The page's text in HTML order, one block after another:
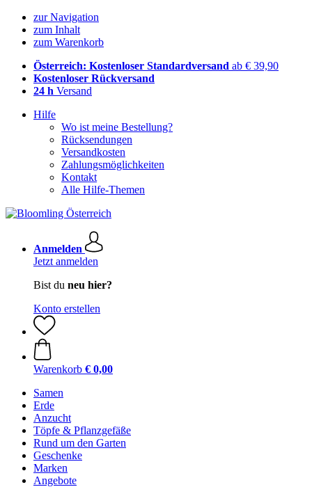
zur Navigation
zum Inhalt
zum Warenkorb
Österreich: Kostenloser Standardversand ab € 39,90
Kostenloser Rückversand
24 h Versand
Hilfe
Wo ist meine Bestellung?
Rücksendungen
Versandkosten
Zahlungsmöglichkeiten
Kontakt
Alle Hilfe-Themen
Anmelden
Jetzt anmelden
Bist du neu hier?
Konto erstellen
Warenkorb € 0,00
Samen
Erde
Anzucht
Töpfe & Pflanzgefäße
Rund um den Garten
Geschenke
Marken
Angebote